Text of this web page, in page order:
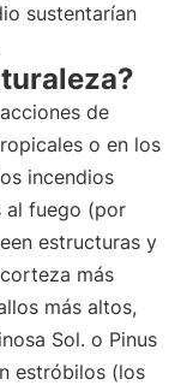
sustentarían
de
o en los
incendios
al fuego (por
estructuras y
más
más altos,
Sol. o Pinus
estróbilos (los